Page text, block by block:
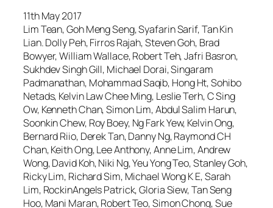
11th May 2017
Lim Tean, Goh Meng Seng, Syafarin Sarif, Tan Kin
Lian. Dolly Peh, Firros Rajah, Steven Goh, Brad
Bowyer, William Wallace, Robert Teh, Jafri Basron,
Sukhdev Singh Gill, Michael Dorai, Singaram
Padmanathan, Mohammad Saqib, Hong Ht, Sohibo
Netads, Kelvin Law Chee Ming, Leslie Terh, C Sing
Ow, Kenneth Chan, Simon Lim, Abdul Salim Harun,
Soonkin Chew, Roy Boey, Ng Fark Yew, Kelvin Ong,
Bernard Riio, Derek Tan, Danny Ng, Raymond CH
Chan, Keith Ong, Lee Anthony, Anne Lim, Andrew
Wong, David Koh, Niki Ng, Yeu Yong Teo, Stanley Goh,
Ricky Lim, Richard Sim, Michael Wong K E, Sarah
Lim, RockinAngels Patrick, Gloria Siew, Tan Seng
Hoo, Mani Maran, Robert Teo, Simon Chong, Sue